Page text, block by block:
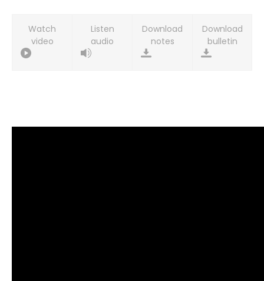
Watch
video
Listen
audio
Download
notes
Download
bulletin